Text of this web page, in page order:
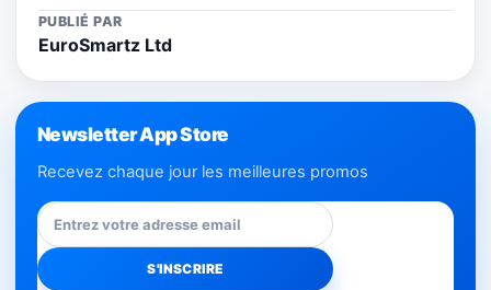
PUBLIÉ PAR
EuroSmartz Ltd
Newsletter App Store
Recevez chaque jour les meilleures promos